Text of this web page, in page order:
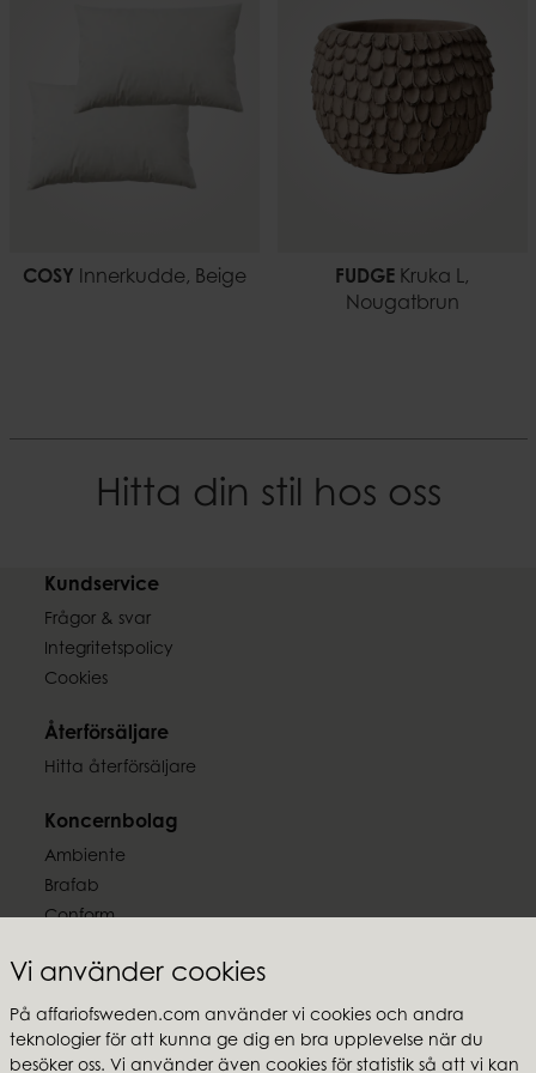
Vi använder cookies
På affariofsweden.com använder vi cookies och andra
teknologier för att kunna ge dig en bra upplevelse när du
besöker oss. Vi använder även cookies för statistik så att vi kan
COSY Innerkudde, Beige FUDGE Kruka L,
Nougatbrun
Hitta din stil hos oss
Kundservice
Frågor & svar
Integritetspolicy
Cookies
Återförsäljare
Hitta återförsäljare
Koncernbolag
Ambiente
Brafab
Conform
MTI
Följ oss